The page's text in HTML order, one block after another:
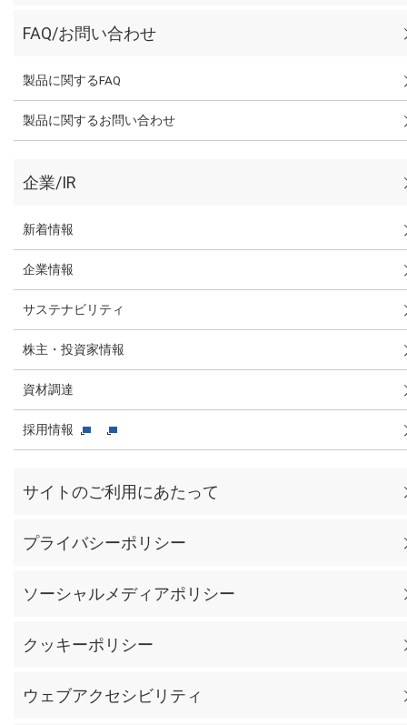
FAQ/お問い合わせ
製品に関するFAQ
製品に関するお問い合わせ
企業/IR
新着情報
企業情報
サステナビリティ
株主・投資家情報
資材調達
採用情報
サイトのご利用にあたって
プライバシーポリシー
ソーシャルメディアポリシー
クッキーポリシー
ウェブアクセシビリティ